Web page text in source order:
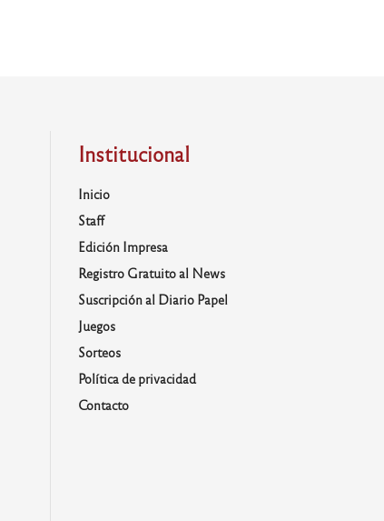
Institucional
Inicio
Staff
Edición Impresa
Registro Gratuito al News
Suscripción al Diario Papel
Juegos
Sorteos
Política de privacidad
Contacto